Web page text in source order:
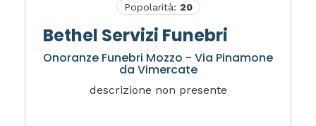
Popolarità: 20
Bethel Servizi Funebri
Onoranze Funebri Mozzo - Via Pinamone
da Vimercate
descrizione non presente